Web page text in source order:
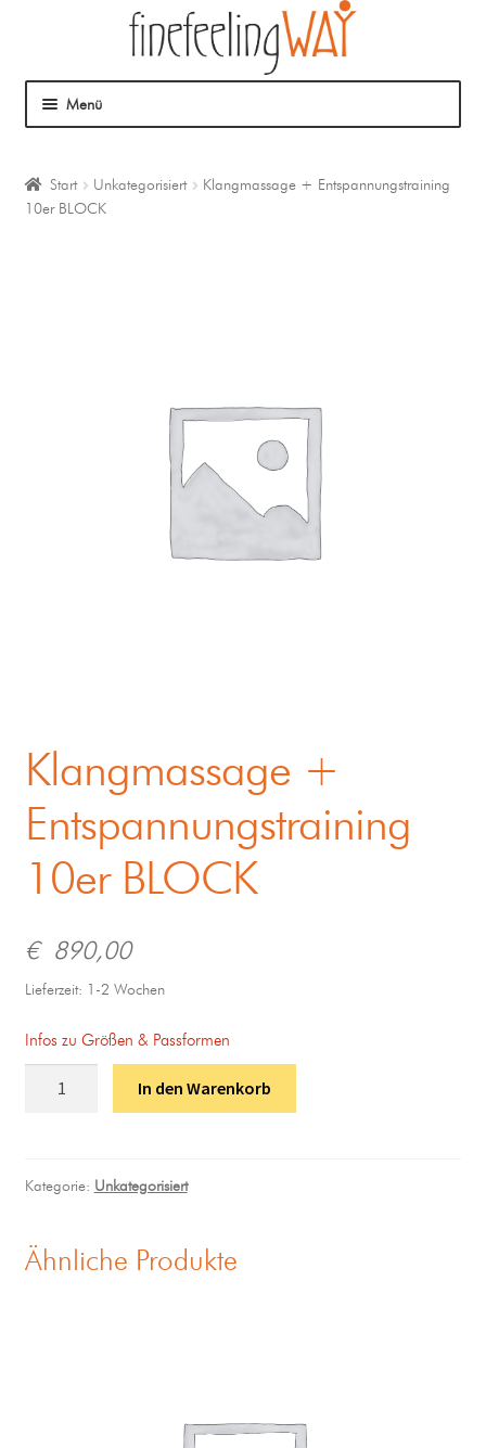
Menü
Mein Angebot
Start Unkategorisiert
Klangmassage + Entspannungstraining
10er BLOCK
Klangmassage +
Entspannungstraining
10er BLOCK
€890,00
Lieferzeit: 1-2 Wochen
Infos zu Größen & Passformen
In den Warenkorb
Kategorie: Unkategorisiert
Ähnliche Produkte